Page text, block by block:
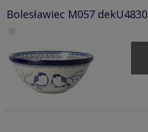
Bolesławiec M057 dekU4830